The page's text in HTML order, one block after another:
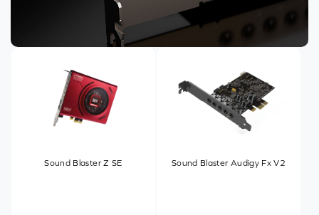
Sound Blaster Z SE Sound Blaster Audigy Fx V2